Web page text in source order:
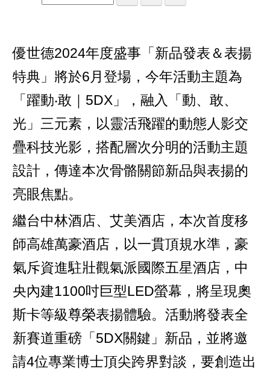
優世德2024年度盛事「新品發表＆表揚
特典」將於6月登場，今年活動主題為
「躍動‧敢｜5DX」，融入「動、敢、
光」三元素，以靈活飛躍的動態人影交
疊科技光影，搭配層次分明的活動主題
設計，傳達本次骨骼關節新品與表揚的
亮眼焦點。
繼台中林酒店、艾美酒店，本次首度移
師高雄萬豪酒店，以一貫頂規水準，豪
氣斥資進駐壯觀氣派國際五星酒店，中
央內建1100吋巨型LED螢幕，將呈現奧
斯卡等級尊榮表揚體驗。活動將發表全
新賽道重磅「5DX關鍵」新品，並將邀
請4位專業博士頂尖跨界對談，要創造出